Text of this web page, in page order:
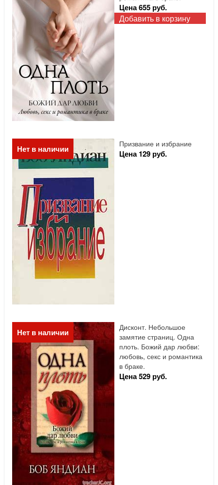
Цена 655 руб.
Добавить в корзину
Нет в наличии Призвание и избрание
Цена 129 руб.
Нет в наличии
Дисконт. Небольшое
замятие страниц. Одна
плоть. Божий дар любви:
любовь, секс и романтика
в браке.
Цена 529 руб.